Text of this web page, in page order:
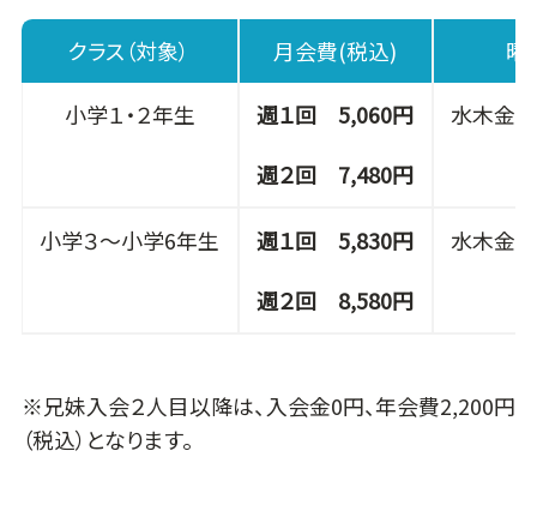
クラス（対象） 月会費(税込) 曜
小学１・２年生
週１回 5,060円
週２回 7,480円
水木金
小学３～小学6年生
週１回 5,830円
週２回 8,580円
水木金
※兄妹入会２人目以降は、入会金0円、年会費2,200円
（税込）となります。